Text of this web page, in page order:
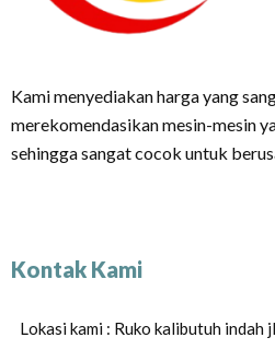
Kami menyediakan harga yang
merekomendasikan mesin-mesin
sehingga sangat cocok untuk
Kontak Kami
Lokasi kami : Ruko kalibutuh indah